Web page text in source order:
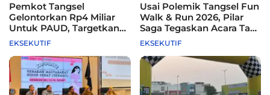
Pemkot Tangsel
Gelontorkan Rp4 Miliar
Untuk PAUD, Targetkan
115 Sekolah
EKSEKUTIF
Usai Polemik Tangsel Fun
Walk & Run 2026, Pilar
Saga Tegaskan Acara Tak
Difasilitasi Pemkot
EKSEKUTIF